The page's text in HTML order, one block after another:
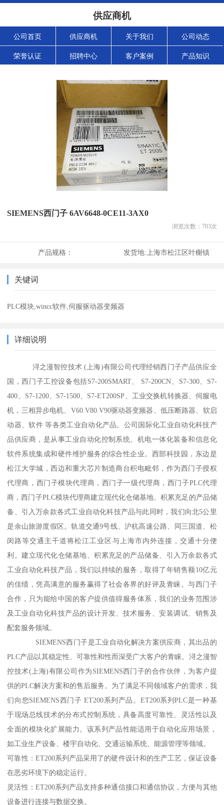
供应商机
公司首页 供应商机 关于我们 公司动态
荣誉认证 招聘中心 客户案例 产品知识
SIEMENS西门子 6AV6648-0CE11-3AX0
浏览次数： 703次
产品规格： 发货地: 上海市松江区叶榭镇
关键词
PLC模块,wincc软件,伺服驱动器变频器
详细说明
浔之漫智控技术 (上海)有限公司代理经销西门子产品供应全
国，西门子工控设备包括S7-200SMART、 S7-200CN、S7-300、S7-
400、S7-1200、S7-1500、S7-ET200SP、工业交换机转换器、伺服电
机，三相异步电机、V60.V80.V90驱动器变频器、低压断路器、软启
动器、软件 等各类工业自动化产品。公司国际化工业自动化科技产
品供应商，是从事工业自动化控制系统、机电一体化装备和信息化
软件系统集成和硬件维护服务的综合性企业。西部科技园，东边是
松江大学城，西边和重大芯片制造商台积电毗邻，作为西门子授权
代理商，西门子模块代理商，西门子一级代理商，西门子PLC代理
商，西门子PLC模块代理商建立现代化仓储基地、积累充足的产品储
备、引入万余款各式工业自动化科技产品与此同时，我们向北5公里
是余山旅游度假区。轨道交通9号线、沪杭高速公路、同三国道、松
闵路等交通主干道将松江工业区与上海市内外连接，交通十分便
利。建立现代化仓储基地、积累充足的产品储备、引入万余款各式
工业自动化科技产品，我们以持续的服务，取得了年销售额10亿元
的佳绩，凭高满意的服务赢得了社会各界的好评及青睐。与西门子
合作，只为能给中国的客户提供值得服务体系，我们的业务范围涉
及工业自动化科技产品的设计开发、技术服务、安装调试、销售及
配套服务领域。
SIEMENS西门子是工业自动化解决方案供应商，其出品的
PLC产品以其稳定性、可靠性和性而深受广大客户的青睐。浔之漫智
控技术(上海)有限公司作为SIEMENS西门子的合作伙伴，为客户提
供的PLC解决方案和的售后服务。为了满足不同领域客户的需求，我
们向您SIEMENS西门子 ET200系列产品。ET200系列PLC是一种基
于现场总线技术的分布式控制系统，具备高度可靠性、灵活性以及
全面的模块化扩展能力。该系列产品性能适用于自动化应用场景，
如工业生产设备、楼宇自动化、交通运输系统、能源管理等领域。
可靠性：ET200系列产品采用了的硬件设计和的生产工艺，保证设备
在恶劣环境下的稳定运行。
灵活性：ET200系列产品支持多种通信接口和通信协议，方便与其他
设备进行连接与数据交换。